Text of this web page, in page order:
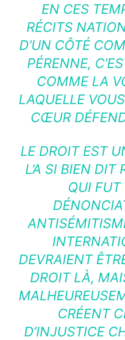
EN CES
RÉCITS
D’UN CÔTÉ
PÉRENNE,
COMME LA
LAQUELLE
CŒUR
LE DROIT EST
L’A SI BIEN DIT
QUI FUT
DEVRAIENT
DROIT LÀ,
CRÉENT
D’INJUSTICE